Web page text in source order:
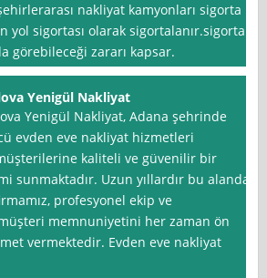
nakliyat kamyonları sigorta
yol sigortası olarak sigortalanır.sigorta
görebileceği zararı kapsar.
Yenigül Nakliyat
Yenigül Nakliyat, Adana şehrinde
evden eve nakliyat hizmetleri
müşterilerine kaliteli ve güvenilir bir
sunmaktadır. Uzun yıllardır bu alanda
profesyonel ekip ve
memnuniyetini her zaman ön
vermektedir. Evden eve nakliyat